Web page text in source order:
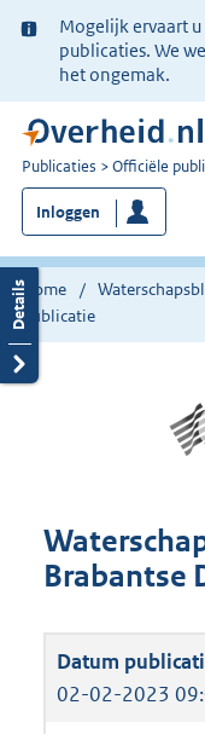
Ter
informatie:
Mogelijk ervaart
publicaties. We
het ongemak.
U
bent
nu
hier:
Publicaties Officiële
Inloggen
Home
publicatie
Brabantse
02-02-2023